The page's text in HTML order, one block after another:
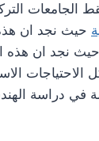
حيث نجد ان هذه
حيث نجد ان
الاحتياجات
في دراسة